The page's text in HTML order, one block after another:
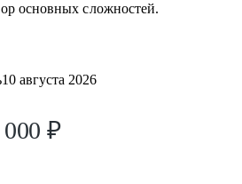
основных сложностей.
10 августа 2026
000 ₽